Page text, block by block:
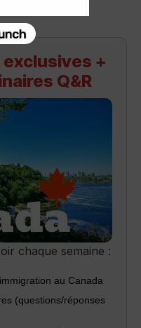
+
Q&R
chaque semaine :
au Canada
(questions/réponses